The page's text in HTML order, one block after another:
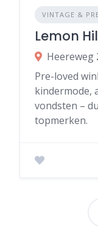
VINTAGE &
Lemon
Heereweg
Pre-loved
kindermode,
vondsten –
topmerken.